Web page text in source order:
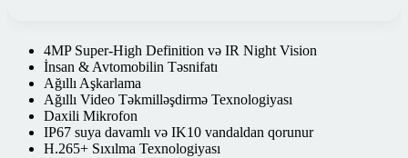
4MP Super-High Definition və IR Night Vision
İnsan & Avtomobilin Təsnifatı
Ağıllı Aşkarlama
Ağıllı Video Təkmilləşdirmə Texnologiyası
Daxili Mikrofon
IP67 suya davamlı və IK10 vandaldan qorunur
H.265+ Sıxılma Texnologiyası